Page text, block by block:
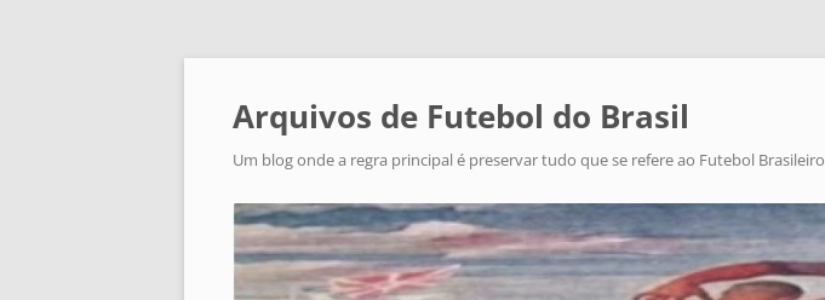
Arquivos de Futebol do Brasil
Um blog onde a regra principal é preservar tudo que se refere ao Futebol Brasileiro